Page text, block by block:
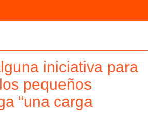
iniciativa para
pequeños
“una carga